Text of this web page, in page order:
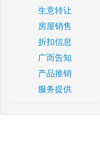
生意转让
房屋销售
折扣信息
广而告知
产品推销
服务提供